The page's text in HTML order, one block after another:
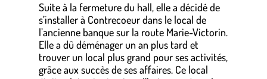
Suite à la fermeture du hall, elle a décidé de
s’installer à Contrecoeur dans le local de
l’ancienne banque sur la route Marie-Victorin.
Elle a dû déménager un an plus tard et
trouver un local plus grand pour ses activités,
grâce aux succès de ses affaires. Ce local